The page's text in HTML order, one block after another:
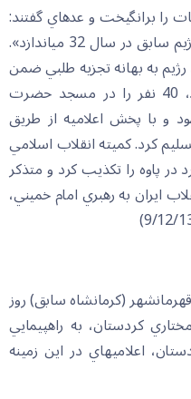
را برانگيخت و عده‏اي گفتند:
«اين عمل ما را به ياد عمل مشابه رژيم سابق در سال 32 مي‏اندازد».
به بهانه تجزيه طلبي ضمن
حمله هوايي به اورامانات و جوانرود، 40 نفر را در مسجد حضرت
و با پخش اعلاميه از طريق
كرد. كميته انقلاب اسلامي
در پاوه را تكذيب كرد و متذكر
پيش با انقلاب ايران به رهبري امام خميني،
(كرمانشاه سابق) روز
كردستان، به راهپيمايي
اعلاميه‏اي در اين زمينه